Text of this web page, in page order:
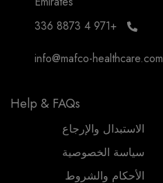
+971 4 8873 336
info@mafco-healthcare.com
Help & FAQs
الاستبدال والإرجاع
سياسة الخصوصية
الأحكام والشروط